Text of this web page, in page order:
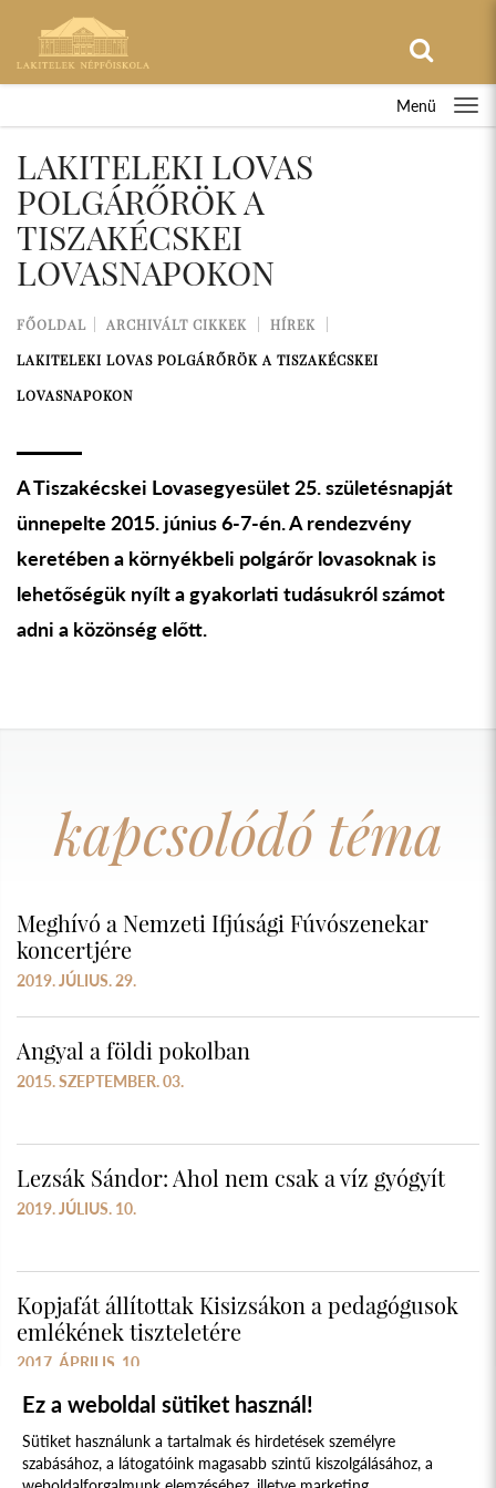
Menü
LAKITELEKI LOVAS
POLGÁRŐRÖK A
TISZAKÉCSKEI
LOVASNAPOKON
FŐOLDAL ARCHIVÁLT CIKKEK
HÍREK
LAKITELEKI LOVAS POLGÁRŐRÖK A TISZAKÉCSKEI
LOVASNAPOKON
A Tiszakécskei Lovasegyesület 25. születésnapját
ünnepelte 2015. június 6-7-én. A rendezvény
keretében a környékbeli polgárőr lovasoknak is
lehetőségük nyílt a gyakorlati tudásukról számot
adni a közönség előtt.
kapcsolódó téma
Meghívó a Nemzeti Ifjúsági Fúvószenekar
koncertjére
2019. JÚLIUS. 29.
Angyal a földi pokolban
2015. SZEPTEMBER. 03.
Lezsák Sándor: Ahol nem csak a víz gyógyít
2019. JÚLIUS. 10.
Kopjafát állítottak Kisizsákon a pedagógusok
emlékének tiszteletére
2017. ÁPRILIS. 10.
Ez a weboldal sütiket használ!
Sütiket használunk a tartalmak és hirdetések személyre
szabásához, a látogatóink magasabb szintű kiszolgálásához, a